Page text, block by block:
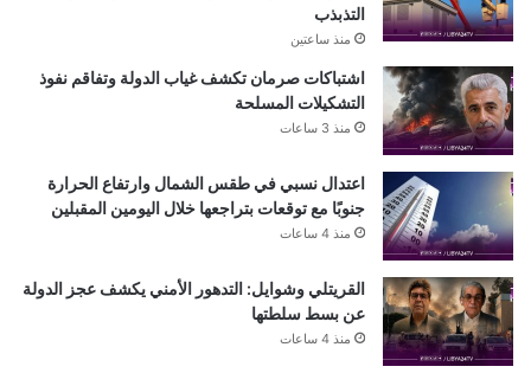
التذبذب
منذ ساعتين
اشتباكات صرمان تكشف غياب الدولة وتفاقم نفوذ
التشكيلات المسلحة
منذ 3 ساعات
اعتدال نسبي في طقس الشمال وارتفاع الحرارة
جنوبًا مع توقعات بتراجعها خلال اليومين المقبلين
منذ 4 ساعات
القريتلي وشوايل: التدهور الأمني يكشف عجز الدولة
عن بسط سلطتها
منذ 4 ساعات